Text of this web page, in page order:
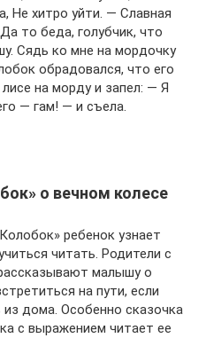
Не хитро уйти. — Славная
то беда, голубчик, что
Сядь ко мне на мордочку
обрадовался, что его
лисе на морду и запел: — Я
— гам! — и съела.
о вечном колесе
ребенок узнает
читать. Родители с
малышу о
на пути, если
дома. Особенно сказочка
с выражением читает ее